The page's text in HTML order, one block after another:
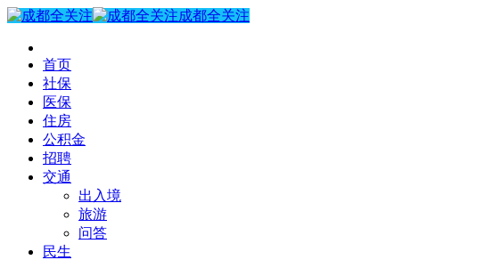
成都全关注
首页
社保
医保
住房
公积金
招聘
交通
出入境
旅游
问答
民生